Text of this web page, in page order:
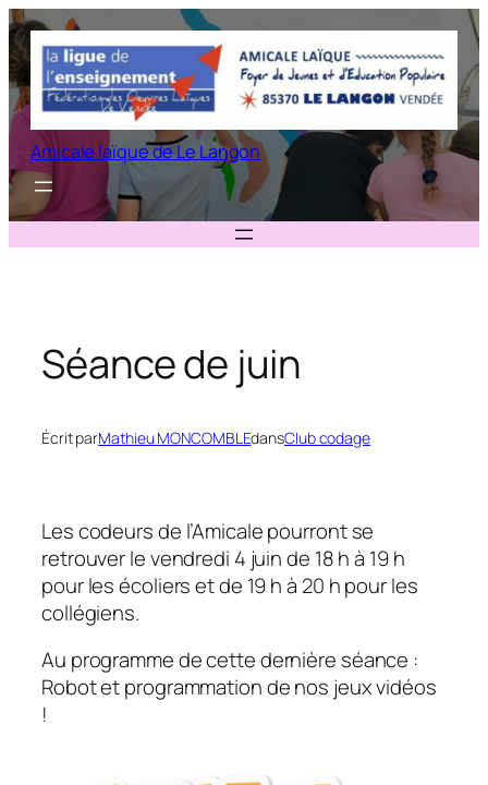
Aller
au
contenu
Amicale laïque de Le Langon
Séance de juin
Écrit parMathieu MONCOMBLEdansClub codage
Les codeurs de l’Amicale pourront se
retrouver le vendredi 4 juin de 18 h à 19 h
pour les écoliers et de 19 h à 20 h pour les
collégiens.
Au programme de cette dernière séance :
Robot et programmation de nos jeux vidéos
!